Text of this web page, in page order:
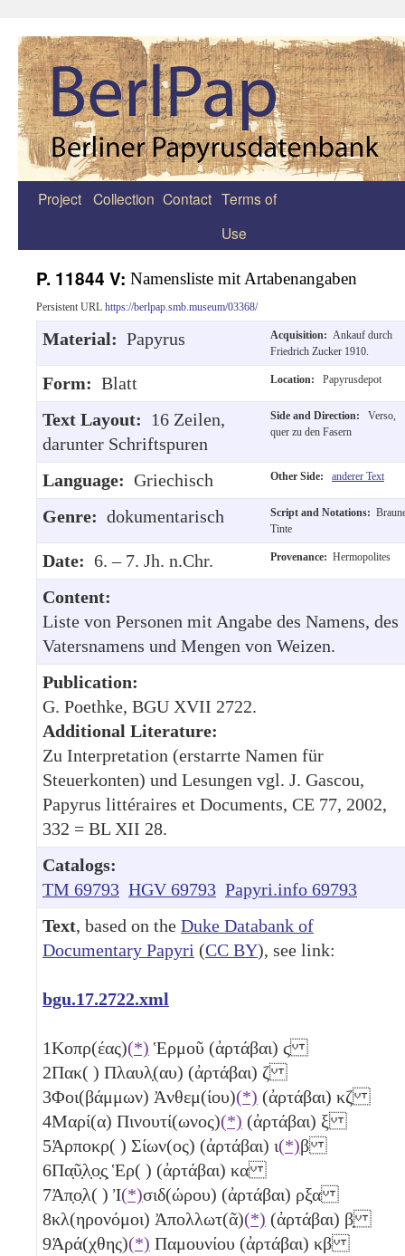
Zum
Project Collection Contact Terms of
Use
P. 11844 V: Namensliste mit Artabenangaben
Persistent URL https://berlpap.smb.museum/03368/
Material: Papyrus Acquisition: Ankauf durch
Friedrich Zucker 1910.
Form: Blatt Location: Papyrusdepot
Text Layout: 16 Zeilen,
darunter Schriftspuren
Side and Direction:
Verso,
quer zu den Fasern
Language: Griechisch Other Side: anderer Text
Genre: dokumentarisch Script and Notations:
Tinte
Date: 6. – 7. Jh. n.Chr. Provenance: Hermopolites
Content:
Liste von Personen mit Angabe des Namens, des
Vatersnamens und Mengen von Weizen.
Publication:
G. Poethke, BGU XVII 2722.
Additional Literature:
Zu Interpretation (erstarrte Namen für
Steuerkonten) und Lesungen vgl. J. Gascou,
Papyrus littéraires et Documents, CE 77, 2002,
332 = BL XII 28.
Catalogs:
TM 69793 HGV 69793 Papyri.info 69793
Text, based on the Duke Databank of
Documentary Papyri (CC BY), see link:
bgu.17.2722.xml
1Κοπρ(έας)(*) Ἑρμοῦ (ἀρτάβαι) ϛ
2Πακ( ) Πλαυλ̣(αυ) (ἀρτάβαι) ζ
3Φοι(βάμμων) Ἀνθεμ(ίου)(*) (ἀρτάβαι) κζ
4Μαρί(α) Πινουτί(ωνος)(*) (ἀρτάβαι) ξ
5Ἁρποκρ( ) Σίων(ος) (ἀρτάβαι) ι(*)β
6Πα̣ῦ̣λ̣ο̣ς̣ Ἑρ( ) (ἀρτάβαι) κα
7Ἀπ̣ο̣λ( ) Ἰ(*)σιδ(ώρου) (ἀρτάβαι) ρξα
8κλ(ηρονόμοι) Ἀπολλωτ(ᾶ)(*) (ἀρτάβαι) β̣
9Ἁρά(χθης)(*) Παμουνίου (ἀρτάβαι) κβ